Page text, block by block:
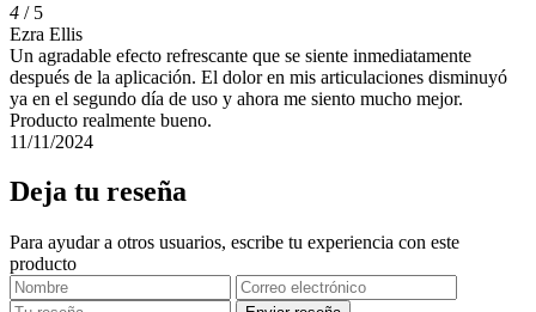
4 / 5
Ezra Ellis
Un agradable efecto refrescante que se siente inmediatamente
después de la aplicación. El dolor en mis articulaciones disminuyó
ya en el segundo día de uso y ahora me siento mucho mejor.
Producto realmente bueno.
11/11/2024
Deja tu reseña
Para ayudar a otros usuarios, escribe tu experiencia con este
producto